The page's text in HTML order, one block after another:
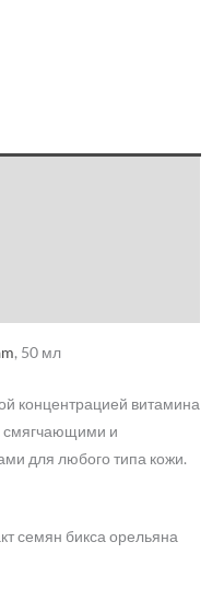
, 50 мл
концентрацией витамина
смягчающими и
для любого типа кожи.
семян бикса орельяна